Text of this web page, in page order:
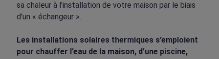
sa chaleur à l’installation de votre maison par le biais
d'un « échangeur ».
Les installations solaires thermiques s’emploient
pour chauffer l’eau de la maison, d’une piscine,